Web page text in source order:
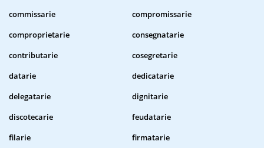
commissarie
compromissarie
comproprietarie
consegnatarie
contributarie
cosegretarie
datarie
dedicatarie
delegatarie
dignitarie
discotecarie
feudatarie
filarie
firmatarie